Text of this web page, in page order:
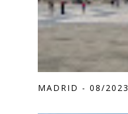
MADRID - 08/2023